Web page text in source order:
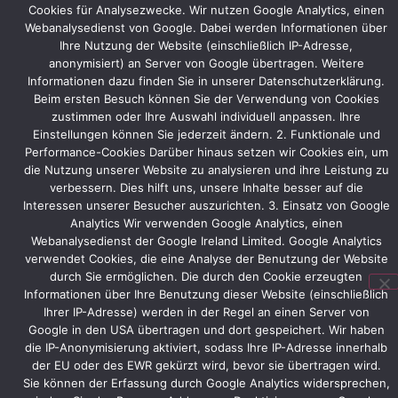
der
Composites
Europe
wird
auf
Standfläche
der
HMI
angepasst.
werden
auch
kleinere
Exponate
der
Standfläche
präsentiert.
Cookies für Analysezwecke. Wir nutzen Google Analytics, einen
Webanalysedienst von Google. Dabei werden Informationen über
Ihre Nutzung der Website (einschließlich IP-Adresse,
anonymisiert) an Server von Google übertragen. Weitere
Informationen dazu finden Sie in unserer Datenschutzerklärung.
Beim ersten Besuch können Sie der Verwendung von Cookies
zustimmen oder Ihre Auswahl individuell anpassen. Ihre
Einstellungen können Sie jederzeit ändern. 2. Funktionale und
Performance-Cookies Darüber hinaus setzen wir Cookies ein, um
die Nutzung unserer Website zu analysieren und ihre Leistung zu
verbessern. Dies hilft uns, unsere Inhalte besser auf die
Interessen unserer Besucher auszurichten. 3. Einsatz von Google
Analytics Wir verwenden Google Analytics, einen
Webanalysedienst der Google Ireland Limited. Google Analytics
verwendet Cookies, die eine Analyse der Benutzung der Website
durch Sie ermöglichen. Die durch den Cookie erzeugten
Informationen über Ihre Benutzung dieser Website (einschließlich
Ihrer IP-Adresse) werden in der Regel an einen Server von
Google in den USA übertragen und dort gespeichert. Wir haben
die IP-Anonymisierung aktiviert, sodass Ihre IP-Adresse innerhalb
der EU oder des EWR gekürzt wird, bevor sie übertragen wird.
Sie können der Erfassung durch Google Analytics widersprechen,